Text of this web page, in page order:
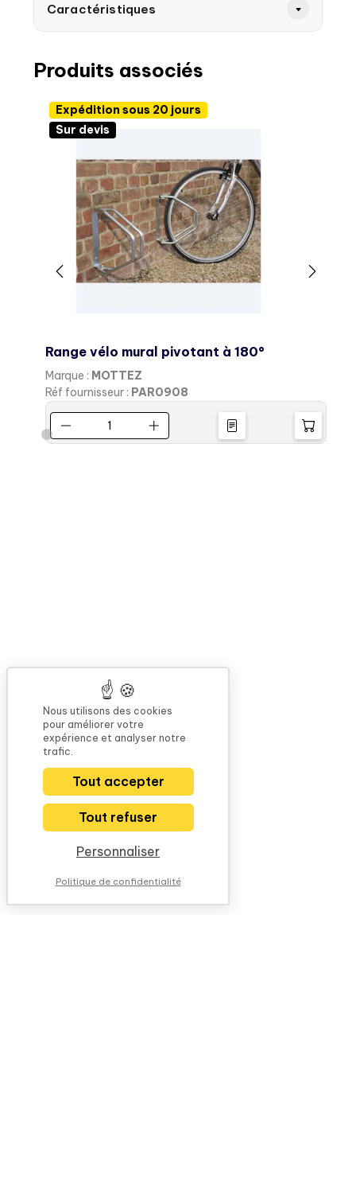
Caractéristiques
Produits associés
Expédition sous 20 jours
Sur devis
Range vélo mural pivotant à 180°
Marque : MOTTEZ
Réf fournisseur : PAR0908
Nous utilisons des cookies
pour améliorer votre
expérience et analyser notre
trafic.
Tout accepter
Tout refuser
Personnaliser
Politique de confidentialité